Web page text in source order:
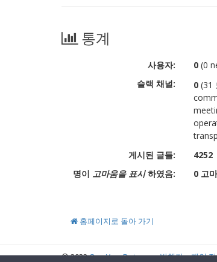
통계
사용자: 0 (0
슬랙 채널:
0 (31
게시된 글들:
4252
명이 고마움을 표시하였음: 0 고
홈페이지로 돌아 가기
© 2022OwnYourData.eu 발행자 개인